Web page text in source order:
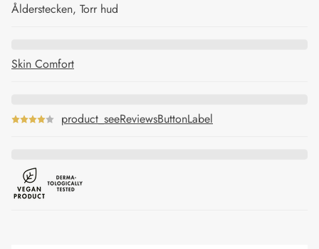
Ålderstecken, Torr hud
Skin Comfort
product_seeReviewsButtonLabel